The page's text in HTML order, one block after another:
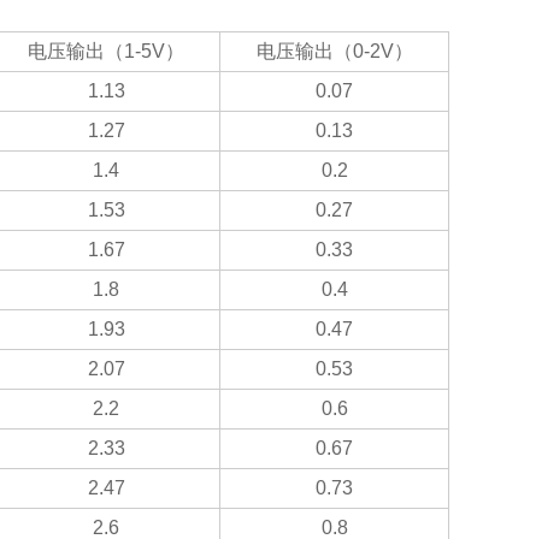
电压输出（1-5V）
电压输出（0-2V）
1.13
0.07
1.27
0.13
1.4
0.2
1.53
0.27
1.67
0.33
1.8
0.4
1.93
0.47
2.07
0.53
2.2
0.6
2.33
0.67
2.47
0.73
2.6 0.8